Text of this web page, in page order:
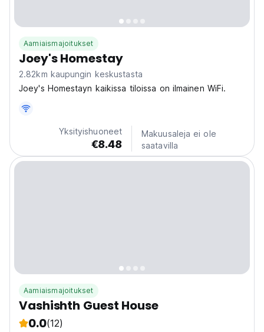
Aamiaismajoitukset
Joey's Homestay
2.82km kaupungin keskustasta
Joey's Homestayn kaikissa tiloissa on ilmainen WiFi.
Yksityishuoneet
€8.48
Makuusaleja ei ole
saatavilla
Aamiaismajoitukset
Vashishth Guest House
0.0(12)